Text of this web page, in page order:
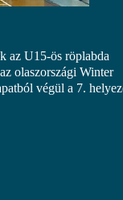
az U15-ös röplabda
olaszországi Winter
végül a 7.